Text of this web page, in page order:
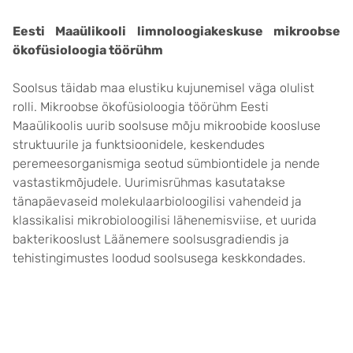
Eesti Maaülikooli limnoloogiakeskuse mikroobse
ökofüsioloogia töörühm
Soolsus täidab maa elustiku kujunemisel väga olulist
rolli. Mikroobse ökofüsioloogia töörühm Eesti
Maaülikoolis uurib soolsuse mõju mikroobide koosluse
struktuurile ja funktsioonidele, keskendudes
peremeesorganismiga seotud sümbiontidele ja nende
vastastikmõjudele. Uurimisrühmas kasutatakse
tänapäevaseid molekulaarbioloogilisi vahendeid ja
klassikalisi mikrobioloogilisi lähenemisviise, et uurida
bakterikooslust Läänemere soolsusgradiendis ja
tehistingimustes loodud soolsusega keskkondades.